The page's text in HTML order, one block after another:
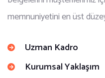
memnuniyetini en üst
Uzman Kadro
Kurumsal Yaklaşım